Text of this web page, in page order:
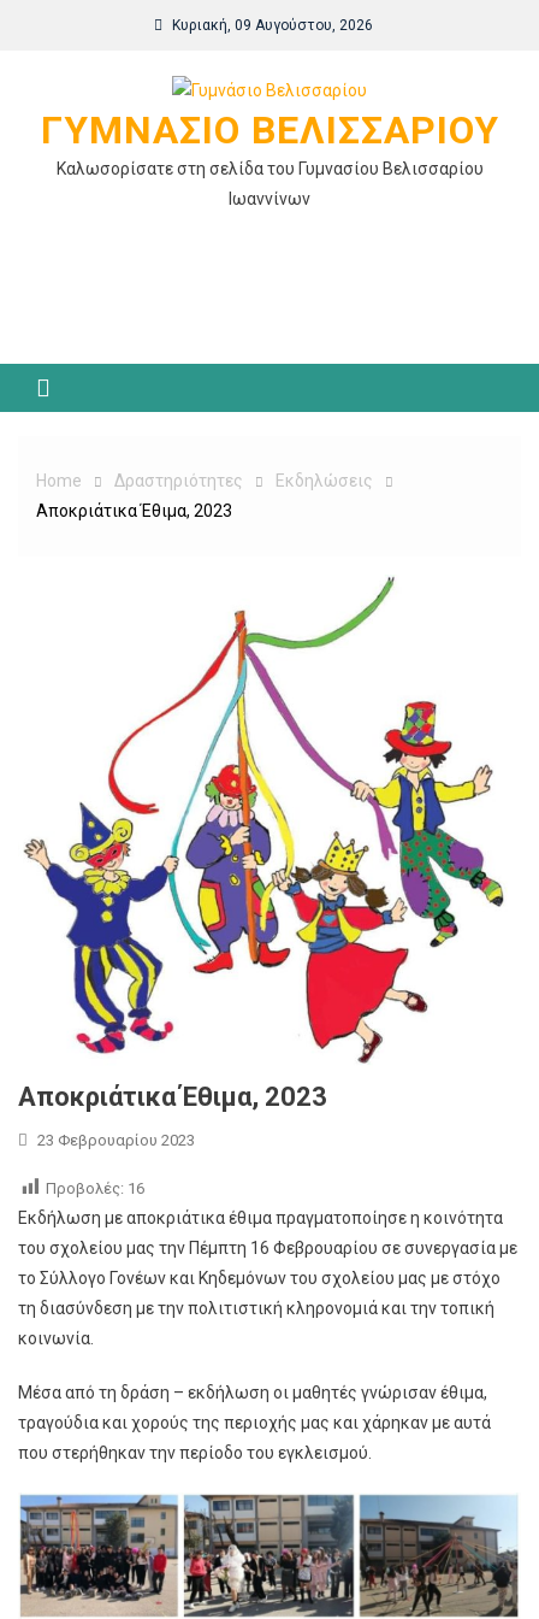
Κυριακή, 09 Αυγούστου, 2026
ΓΥΜΝΆΣΙΟ ΒΕΛΙΣΣΑΡΊΟΥ
Καλωσορίσατε στη σελίδα του Γυμνασίου Βελισσαρίου
Ιωαννίνων
Home Δραστηριότητες
Εκδηλώσεις
Αποκριάτικα Έθιμα, 2023
Αποκριάτικα Έθιμα, 2023
23 Φεβρουαρίου 2023
Προβολές: 16
Εκδήλωση με αποκριάτικα έθιμα πραγματοποίησε η κοινότητα
του σχολείου μας την Πέμπτη 16 Φεβρουαρίου σε συνεργασία με
το Σύλλογο Γονέων και Κηδεμόνων του σχολείου μας με στόχο
τη διασύνδεση με την πολιτιστική κληρονομιά και την τοπική
κοινωνία.
Μέσα από τη δράση – εκδήλωση οι μαθητές γνώρισαν έθιμα,
τραγούδια και χορούς της περιοχής μας και χάρηκαν με αυτά
που στερήθηκαν την περίοδο του εγκλεισμού.